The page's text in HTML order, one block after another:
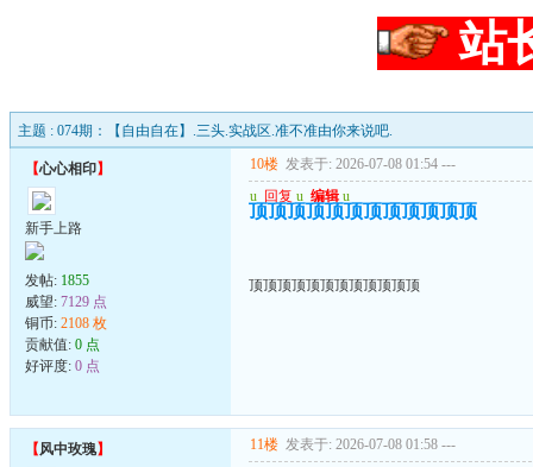
站
主题 : 074期：【自由自在】.三头.实战区.准不准由你来说吧.
【心心相印】
新手上路
发帖: 1855
威望: 7129 点
铜币: 2108 枚
贡献值: 0 点
好评度: 0 点
10楼 发表于: 2026-07-08 01:54 ---
u 回复 u 编辑 u
顶顶顶顶顶顶顶顶顶顶顶顶
顶顶顶顶顶顶顶顶顶顶顶顶
【风中玫瑰】 11楼 发表于: 2026-07-08 01:58 ---